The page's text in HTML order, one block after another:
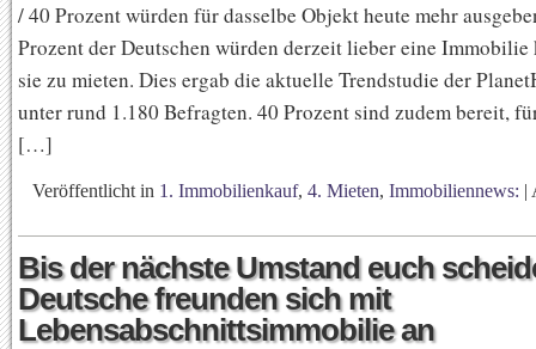
/ 40 Prozent würden für dasselbe Objekt heute mehr
Prozent der Deutschen würden derzeit lieber eine Immobilie
sie zu mieten. Dies ergab die aktuelle Trendstudie der
unter rund 1.180 Befragten. 40 Prozent sind zudem bereit,
[…]
Veröffentlicht in 1. Immobilienkauf, 4. Mieten, Immobiliennews: |
Bis der nächste Umstand euch
Deutsche freunden sich mit
Lebensabschnittsimmobilie an